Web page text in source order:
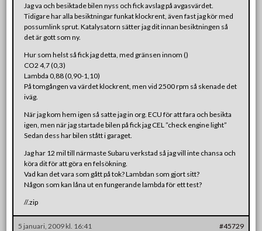
Jag va och besiktade bilen nyss och fick avslag på avgasvärdet.
Tidigare har alla besiktningar funkat klockrent, även fast jag kör med
possumlink sprut. Katalysatorn sätter jag dit innan besiktningen så
det är gott som ny.
Hur som helst så fick jag detta, med gränsen innom ()
CO2 4,7 (0,3)
Lambda 0,88 (0,90-1,10)
På tomgången va värdet klockrent, men vid 2500 rpm så skenade det
iväg.
När jag kom hem igen så satte jag in org. ECU för att fara och besikta
igen, men när jag startade bilen på fick jag CEL ”check engine light”
Sedan dess har bilen stått i garaget.
Jag har 12 mil till närmaste Subaru verkstad så jag vill inte chansa och
köra dit för att göra en felsökning.
Vad kan det vara som gått på tok? Lambdan som gjort sitt?
Någon som kan låna ut en fungerande lambda för ett test?
//.zip
5 januari, 2009 kl. 16:41 #45729